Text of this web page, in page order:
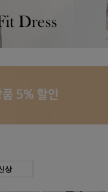
상